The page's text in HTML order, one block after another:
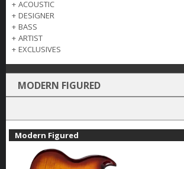
+ ACOUSTIC
+ DESIGNER
+ BASS
+ ARTIST
+ EXCLUSIVES
MODERN FIGURED
Modern Figured